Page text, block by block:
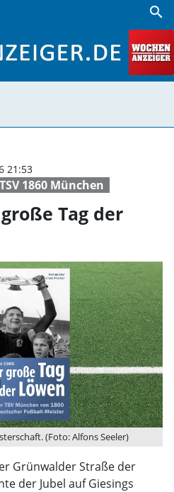
search
TSV 1860 München
21:53
Tag der
(Foto: Alfons Seeler)
Grünwalder Straße der
der Jubel auf Giesings